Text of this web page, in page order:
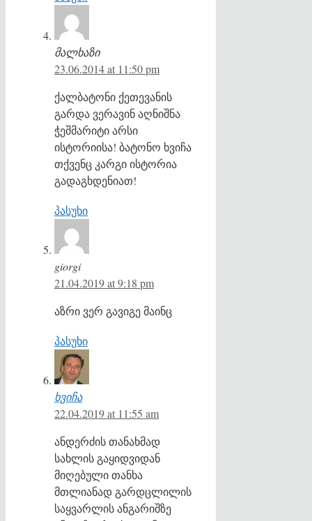
მალხაზი
23.06.2014 at 11:50 pm
ქალბატონი ქეთევანის
გარდა ვერავინ აღნიშნა
ჭეშმარიტი არსი
ისტორიისა! ბატონო ხვიჩა
თქვენც კარგი ისტორია
გადაგხდენიათ!
პასუხი
giorgi
21.04.2019 at 9:18 pm
აზრი ვერ გავიგე მაინც
პასუხი
ხვიჩა
22.04.2019 at 11:55 am
ანდერძის თანახმად
სახლის გაყიდვიდან
მიღებული თანხა
მთლიანად გარდცლილის
საყვარლის ანგარიშზე